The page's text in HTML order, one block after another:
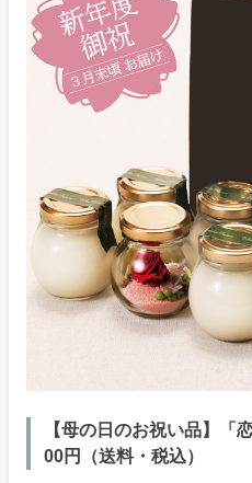
【母の日のお祝い品】
00円（送料・税込）